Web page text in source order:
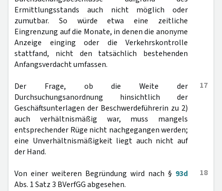
Ermittlungsstands auch nicht möglich oder
zumutbar. So würde etwa eine zeitliche
Eingrenzung auf die Monate, in denen die anonyme
Anzeige einging oder die Verkehrskontrolle
stattfand, nicht den tatsächlich bestehenden
Anfangsverdacht umfassen.
17
Der Frage, ob die Weite der
Durchsuchungsanordnung hinsichtlich der
Geschäftsunterlagen der Beschwerdeführerin zu 2)
auch verhältnismäßig war, muss mangels
entsprechender Rüge nicht nachgegangen werden;
eine Unverhältnismäßigkeit liegt auch nicht auf
der Hand.
18
Von einer weiteren Begründung wird nach § 93d
Abs. 1 Satz 3 BVerfGG abgesehen.